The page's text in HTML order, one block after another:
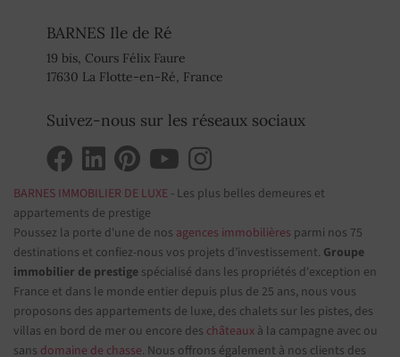
BARNES Ile de Ré
19 bis, Cours Félix Faure
17630 La Flotte-en-Ré, France
Suivez-nous sur les réseaux sociaux
BARNES IMMOBILIER DE LUXE - Les plus belles demeures et
appartements de prestige
Poussez la porte d'une de nos agences immobilières parmi nos 75
destinations et confiez-nous vos projets d’investissement. Groupe
immobilier de prestige spécialisé dans les propriétés d'exception en
France et dans le monde entier depuis plus de 25 ans, nous vous
proposons des appartements de luxe, des chalets sur les pistes, des
villas en bord de mer ou encore des châteaux à la campagne avec ou
sans domaine de chasse. Nous offrons également à nos clients des